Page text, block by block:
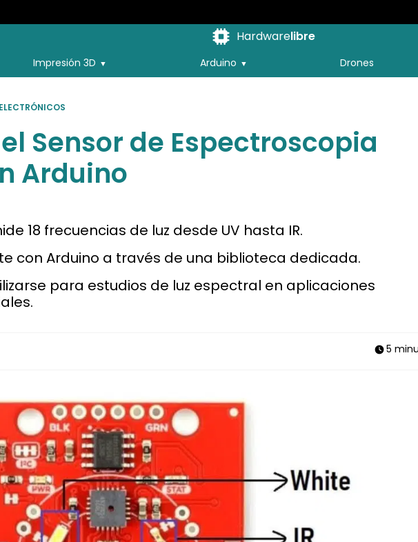
Hardwarelibre
Impresión 3D Arduino Drones
Sensor de Espectroscopia
Arduino
18 frecuencias de luz desde UV hasta IR.
con Arduino a través de una biblioteca dedicada.
para estudios de luz espectral en aplicaciones
5